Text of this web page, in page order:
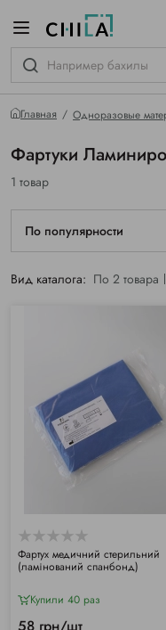
Главная Одноразовые
Фартуки
1 товар
По популярности
Вид каталога: По 2 товара
Фартух медичний стерильний
(ламінований спанбонд)
Купили 40 раз
гамме